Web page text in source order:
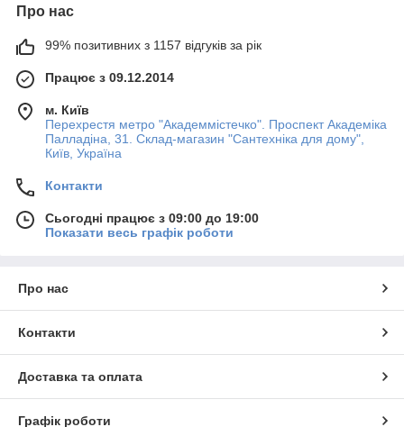
Про нас
99% позитивних з 1157 відгуків за рік
Працює з 09.12.2014
м. Київ
Перехрестя метро "Академмістечко". Проспект Академіка
Палладіна, 31. Склад-магазин "Сантехніка для дому",
Київ, Україна
Контакти
Сьогодні працює з 09:00 до 19:00
Показати весь графік роботи
Про нас
Контакти
Доставка та оплата
Графік роботи